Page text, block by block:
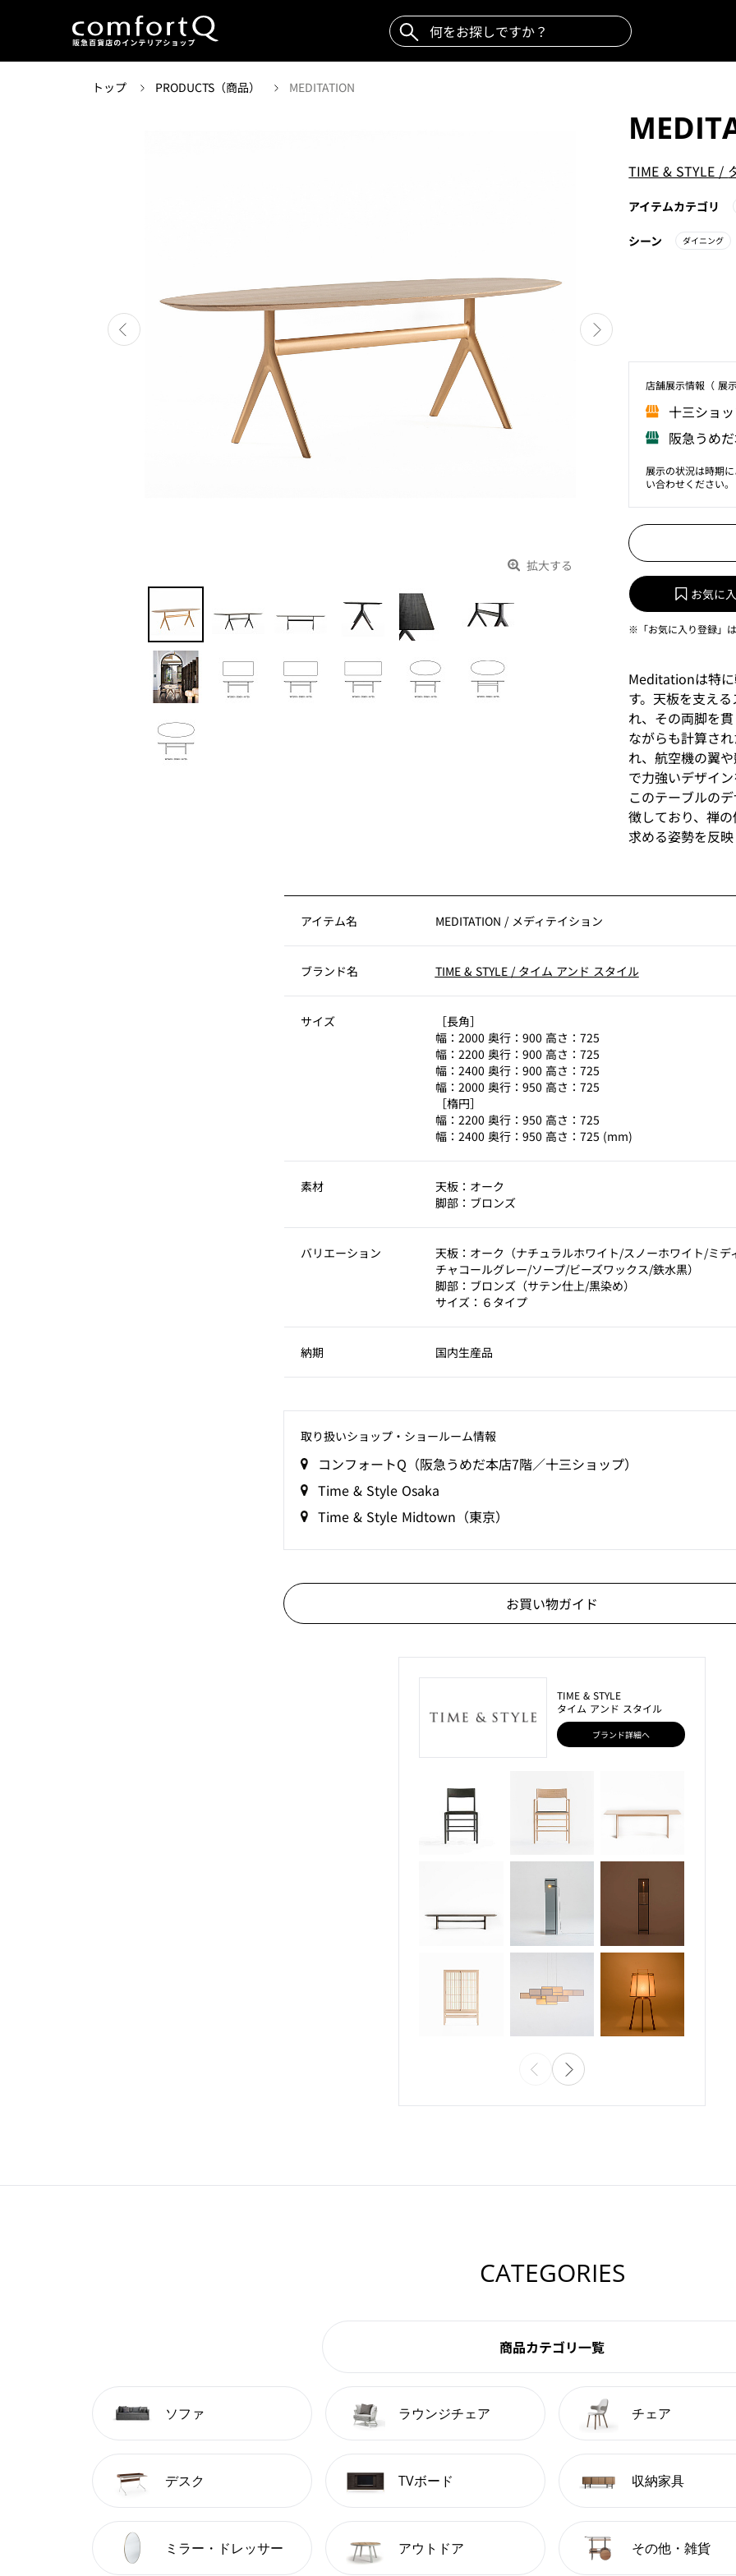
トップ PRODUCTS（商品） MEDITATION
拡大する
TIME & STYLE /
アイテムカテゴリ
シーン ダイニング
店舗展⽰情報（ 展
⼗三ショ
阪急うめ
展示の状況は時期
い合わせください。
お気に
※「お気に入り登録」
Meditationは特
す。天板を支え
れ、その両脚を
ながらも計算さ
れ、航空機の翼
で力強いデザイン
このテーブルの
徴しており、禅
求める姿勢を反
の組み合わせに
アイテム名 MEDITATION / メディテイション
ブランド名 TIME & STYLE / タイム アンド スタイル
サイズ
［長角］
幅：2000 奥行：900 高さ：725
幅：2200 奥行：900 高さ：725
幅：2400 奥行：900 高さ：725
幅：2000 奥行：950 高さ：725
［楕円］
幅：2200 奥行：950 高さ：725
幅：2400 奥行：950 高さ：725 (mm)
素材
天板：オーク
脚部：ブロンズ
バリエーション
天板：オーク（ナチュラルホワイト/スノーホワイト/ミデ
チャコールグレー/ソープ/ビーズワックス/鉄水黒）
脚部：ブロンズ（サテン仕上/黒染め）
サイズ：６タイプ
納期 国内生産品
取り扱いショップ‧ショールーム情報
コンフォートQ（阪急うめだ本店7階／十三ショップ）
Time & Style Osaka
Time & Style Midtown（東京）
お買い物ガイド
TIME & STYLE
タイム アンド スタイル
ブランド詳細へ
CATEGORIES
商品カテゴリ一覧
ソファ ラウンジチェア チェア
デスク TVボード 収納家具
ミラー・ドレッサー アウトドア その他・雑貨